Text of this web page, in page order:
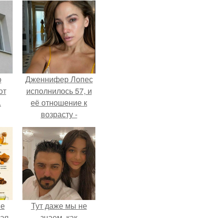
Дженнифер Лопес
исполнилось 57, и
её отношение к
возрасту -
настоящий
манифест
уверенности: "не
говорите, что я
отлично выгляжу
для 57.
Тут даже мы не